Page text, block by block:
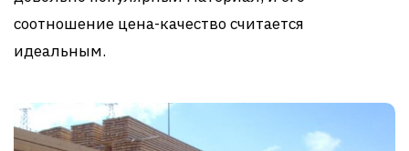
соотношение цена-качество считается
идеальным.